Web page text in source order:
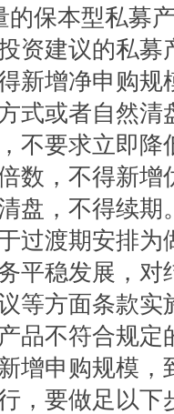
保本型私募
资建议的私募
新增净申购规
式或者自然清
不要求立即降
数，不得新增
盘，不得续期
渡期安排为
平稳发展，对
等方面条款实
品不符合规定
增申购规模，
，要做足以下